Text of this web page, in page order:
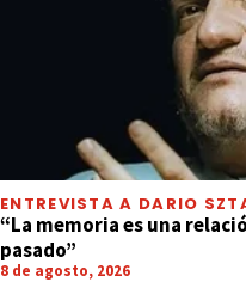
ENTREVISTA A DARIO
“La memoria es una
pasado”
8 de agosto, 2026